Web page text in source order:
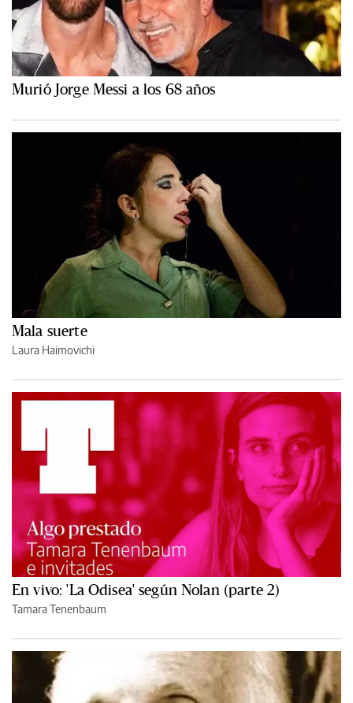
Murió Jorge Messi a los 68 años
Mala suerte
Laura Haimovichi
En vivo: 'La Odisea' según Nolan (parte 2)
Tamara Tenenbaum